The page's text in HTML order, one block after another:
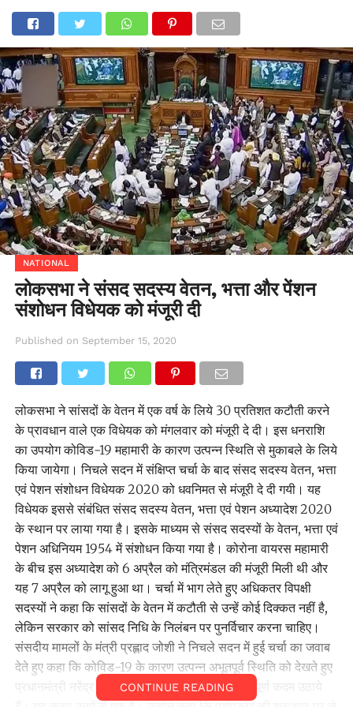
NATIONAL
लोकसभा ने संसद सदस्य वेतन, भत्ता और पेंशन
संशोधन विधेयक को मंजूरी दी
Published on September 15, 2020
लोकसभा ने सांसदों के वेतन में एक वर्ष के लिये 30 प्रतिशत कटौती करने
के प्रावधान वाले एक विधेयक को मंगलवार को मंजूरी दे दी। इस धनराशि
का उपयोग कोविड-19 महामारी के कारण उत्पन्न स्थिति से मुकाबले के लिये
किया जायेगा। निचले सदन में संक्षिप्त चर्चा के बाद संसद सदस्य वेतन, भत्ता
एवं पेशन संशोधन विधेयक 2020 को धवनिमत से मंजूरी दे दी गयी। यह
विधेयक इससे संबंधित संसद सदस्य वेतन, भत्ता एवं पेशन अध्यादेश 2020
के स्थान पर लाया गया है। इसके माध्यम से संसद सदस्यों के वेतन, भत्ता एवं
पेशन अधिनियम 1954 में संशोधन किया गया है। कोरोना वायरस महामारी
के बीच इस अध्यादेश को 6 अप्रैल को मंत्रिमंडल की मंजूरी मिली थी और
यह 7 अप्रैल को लागू हुआ था। चर्चा में भाग लेते हुए अधिकतर विपक्षी
सदस्यों ने कहा कि सांसदों के वेतन में कटौती से उन्हें कोई दिक्कत नहीं है,
लेकिन सरकार को सांसद निधि के निलंबन पर पुनर्विचार करना चाहिए।
संसदीय मामलों के मंत्री प्रह्लाद जोशी ने निचले सदन में हुई चर्चा का जवाब
देते हुए कहा कि कोविड-19 के कारण उत्पन्न अभूतपूर्व स्थिति को देखते हुए
प्रधानमंत्री नरेंद्र मोदी के नेतृत्व में सरकार ने कई महत्वपूर्ण कदम उठाये
CONTINUE READING